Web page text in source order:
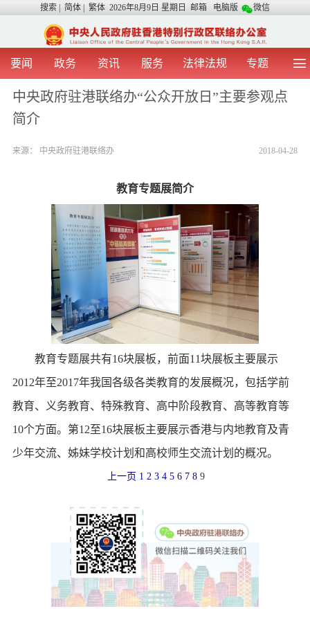
搜索 简体 繁体 2026年8月9日 星期日 邮箱 电脑版 微信
要闻 政务 资讯 服务 法律法规 专题
首 页 图 片 视 频 中央声音
我办动态
办证指引
中央政府驻港联络办“公众开放日”主要参观点
简介
2018-04-28
来源： 中央政府驻港联络办
教育专题展简介
教育专题展共有16块展板，前面11块展板主要展示
2012年至2017年我国各级各类教育的发展概况，包括学前
教育、义务教育、特殊教育、高中阶段教育、高等教育等
10个方面。第12至16块展板主要展示香港与内地教育及青
少年交流、姊妹学校计划和高校师生交流计划的概况。
上一页 1 2 3 4 5 6 7 8 9